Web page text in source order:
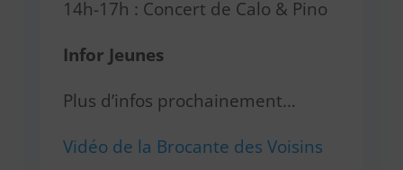
14h-17h : Concert de Calo & Pino
Infor Jeunes
Plus d’infos prochainement…
Vidéo de la Brocante des Voisins